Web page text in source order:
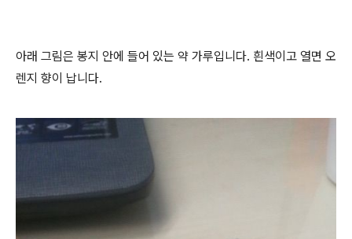
아래 그림은 봉지 안에 들어 있는 약 가루입니다. 흰색이고 열면 오
렌지 향이 납니다.